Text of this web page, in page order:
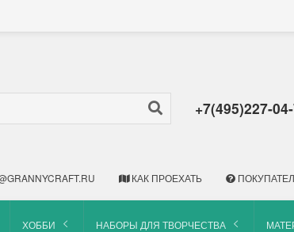
+7(495)227-
КАК ПРОЕХАТЬ
ХОББИ НАБОРЫ ДЛЯ ТВОРЧЕСТВА